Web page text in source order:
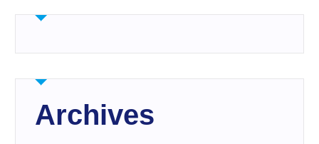
Archives